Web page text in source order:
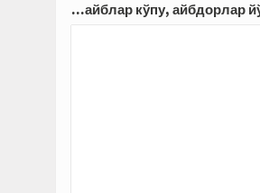
...айблар кўпу, айбдорлар